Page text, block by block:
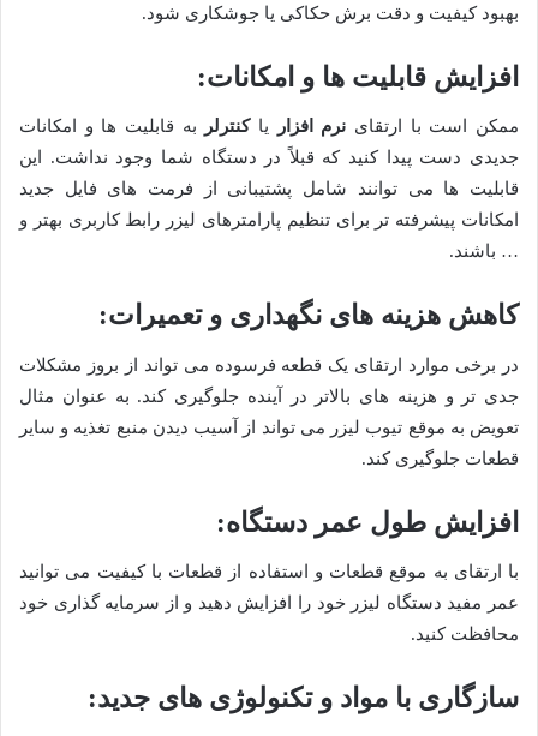
بهبود کیفیت و دقت برش حکاکی یا جوشکاری شود.
افزایش قابلیت ها و امکانات:
ممکن است با ارتقای نرم افزار یاکنترلر
به قابلیت ها و امکانات
جدیدی دست پیدا کنید که قبلاً در دستگاه شما وجود نداشت. این
قابلیت ها می توانند شامل پشتیبانی از فرمت های فایل جدید
امکانات پیشرفته تر برای تنظیم پارامترهای لیزر رابط کاربری بهتر و
… باشند.
کاهش هزینه های نگهداری و تعمیرات:
در برخی موارد ارتقای یک قطعه فرسوده می تواند از بروز مشکلات
جدی تر و هزینه های بالاتر در آینده جلوگیری کند. به عنوان مثال
تعویض به موقع تیوب لیزر می تواند از آسیب دیدن منبع تغذیه و سایر
قطعات جلوگیری کند.
افزایش طول عمر دستگاه:
با ارتقای به موقع قطعات و استفاده از قطعات با کیفیت می توانید
عمر مفید دستگاه لیزر خود را افزایش دهید و از سرمایه گذاری خود
محافظت کنید.
سازگاری با مواد و تکنولوژی های جدید: